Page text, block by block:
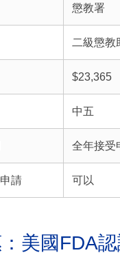
懲教署
二級懲教
$23,365
中五
全年接受
請 可以
美國FDA